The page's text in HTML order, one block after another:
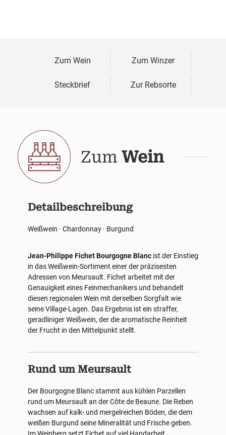
Zum Wein Zum Winzer
Steckbrief Zur Rebsorte
Zum Wein
Detailbeschreibung
Weißwein · Chardonnay · Burgund
Jean-Philippe Fichet Bourgogne Blanc ist der Einstieg
in das Weißwein-Sortiment einer der präzisesten
Adressen von Meursault. Fichet arbeitet mit der
Genauigkeit eines Feinmechanikers und behandelt
diesen regionalen Wein mit derselben Sorgfalt wie
seine Village-Lagen. Das Ergebnis ist ein straffer,
geradliniger Weißwein, der die aromatische Reinheit
der Frucht in den Mittelpunkt stellt.
Rund um Meursault
Der Bourgogne Blanc stammt aus kühlen Parzellen
rund um Meursault an der Côte de Beaune. Die Reben
wachsen auf kalk- und mergelreichen Böden, die dem
weißen Burgund seine Mineralität und Frische geben.